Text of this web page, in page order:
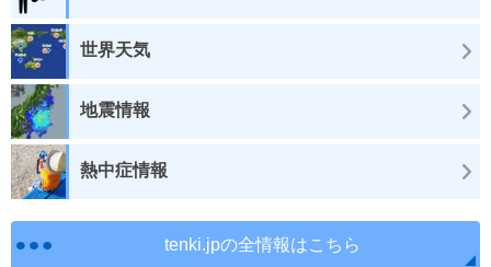
世界天気
地震情報
熱中症情報
tenki.jpの全情報はこちら